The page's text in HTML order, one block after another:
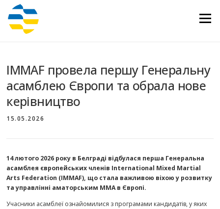
Перейти
вмісту
Меню
IMMAF провела першу Генеральну
асамблею Європи та обрала нове
керівництво
15.05.2026
14 лютого 2026 року в Белграді відбулася перша Генеральна
асамблея європейських членів International Mixed Martial
Arts Federation (IMMAF), що стала важливою віхою у розвитку
та управлінні аматорським ММА в Європі.
Учасники асамблеї ознайомилися з програмами кандидатів, у яких